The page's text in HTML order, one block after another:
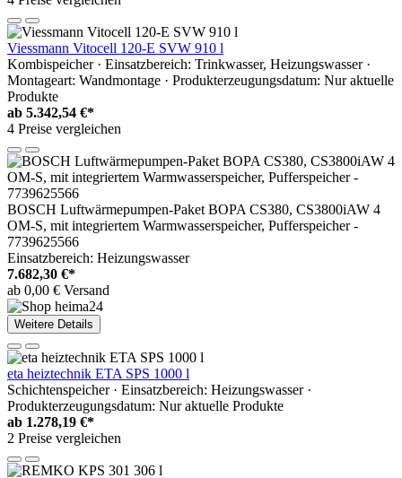
Viessmann Vitocell 120-E SVW 910 l
Kombispeicher · Einsatzbereich: Trinkwasser, Heizungswasser ·
Montageart: Wandmontage · Produkterzeugungsdatum: Nur aktuelle
Produkte
ab 5.342,54 €*
4 Preise vergleichen
BOSCH Luftwärmepumpen-Paket BOPA CS380, CS3800iAW 4
OM-S, mit integriertem Warmwasserspeicher, Pufferspeicher -
7739625566
Einsatzbereich: Heizungswasser
7.682,30 €*
ab 0,00 € Versand
Weitere Details
eta heiztechnik ETA SPS 1000 l
Schichtenspeicher · Einsatzbereich: Heizungswasser ·
Produkterzeugungsdatum: Nur aktuelle Produkte
ab 1.278,19 €*
2 Preise vergleichen